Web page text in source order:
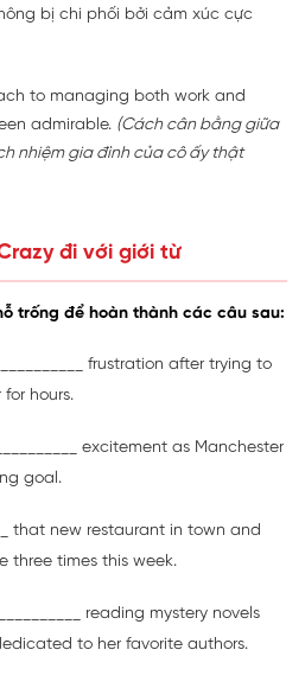
bị chi phối bởi cảm xúc cực
to managing both work and
admirable. (Cách cân bằng giữa
nhiệm gia đình của cô ấy thật
đi với giới từ
trống để hoàn thành các câu sau:
frustration after trying to
hours.
excitement as Manchester
goal.
that new restaurant in town and
three times this week.
reading mystery novels
to her favorite authors.